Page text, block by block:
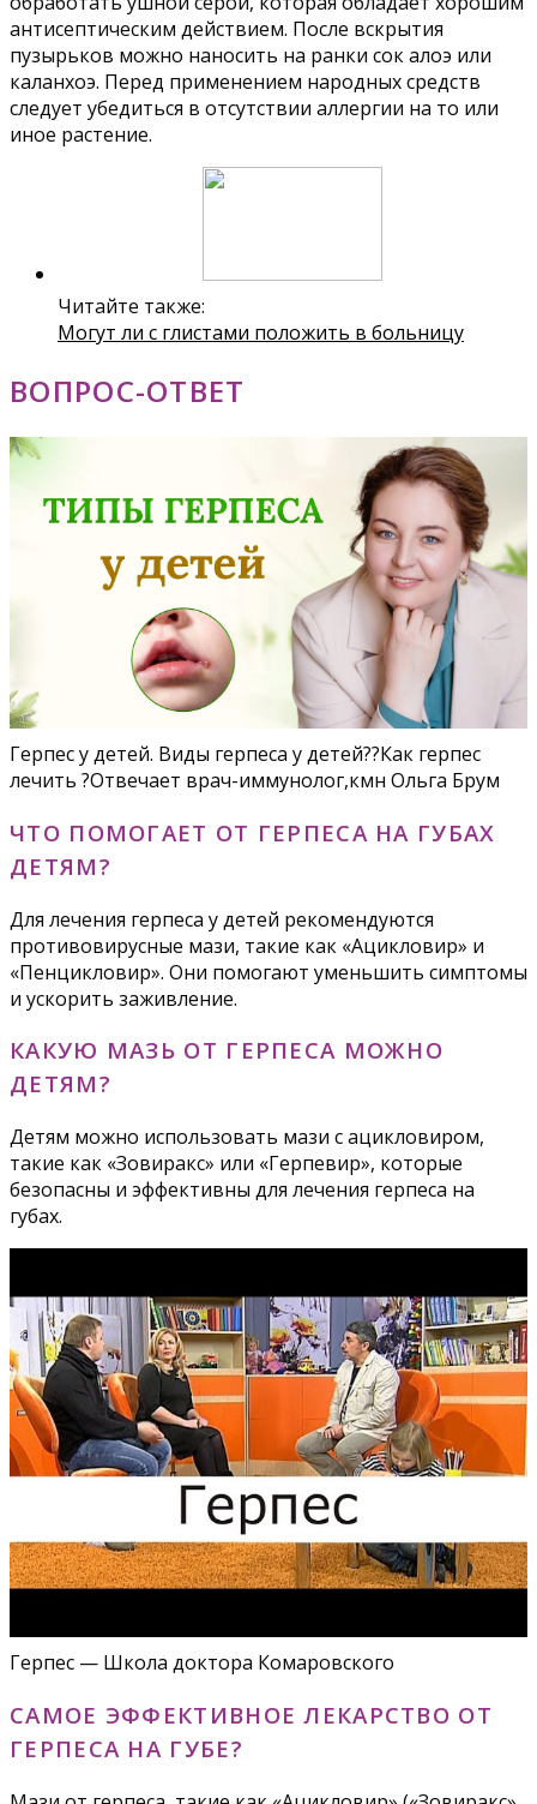
антисептическим действием. После вскрытия
пузырьков можно наносить на ранки сок алоэ или
каланхоэ. Перед применением народных средств
следует убедиться в отсутствии аллергии на то или
иное растение.
Читайте также:
Могут ли с глистами положить в больницу
ВОПРОС-ОТВЕТ
Герпес у детей. Виды герпеса у детей??Как герпес
лечить ?Отвечает врач-иммунолог,кмн Ольга Брум
ЧТО ПОМОГАЕТ ОТ ГЕРПЕСА НА ГУБАХ
ДЕТЯМ?
Для лечения герпеса у детей рекомендуются
противовирусные мази, такие как «Ацикловир» и
«Пенцикловир». Они помогают уменьшить симптомы
и ускорить заживление.
КАКУЮ МАЗЬ ОТ ГЕРПЕСА МОЖНО
ДЕТЯМ?
Детям можно использовать мази с ацикловиром,
такие как «Зовиракс» или «Герпевир», которые
безопасны и эффективны для лечения герпеса на
губах.
Герпес — Школа доктора Комаровского
САМОЕ ЭФФЕКТИВНОЕ ЛЕКАРСТВО ОТ
ГЕРПЕСА НА ГУБЕ?